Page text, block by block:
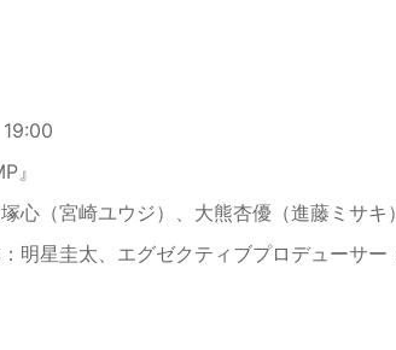
』
心（宮崎ユウジ）、大熊杏優（進藤ミサキ）
明星圭太、エグゼクティブプロデューサ